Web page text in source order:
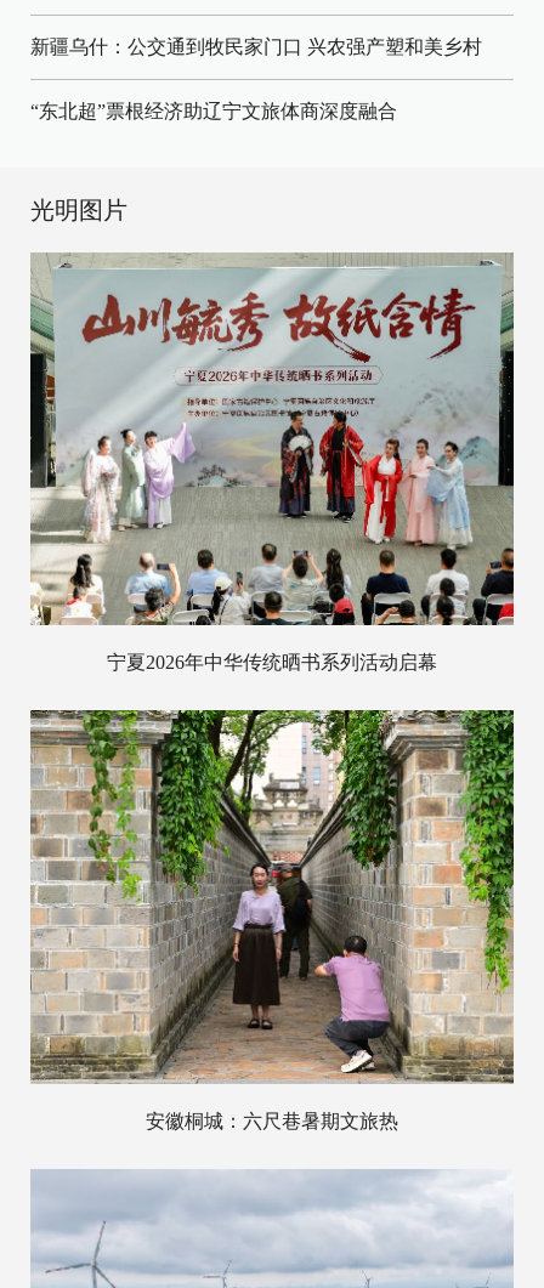
新疆乌什：公交通到牧民家门口 兴农强产塑和美乡村
“东北超”票根经济助辽宁文旅体商深度融合
光明图片
宁夏2026年中华传统晒书系列活动启幕
安徽桐城：六尺巷暑期文旅热